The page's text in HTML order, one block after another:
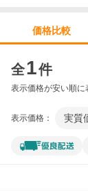
価格比較
全1件
表示価格が安い順に
表示価格： 実質